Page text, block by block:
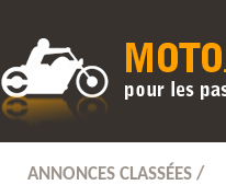
ANNONCES CLASSÉES /